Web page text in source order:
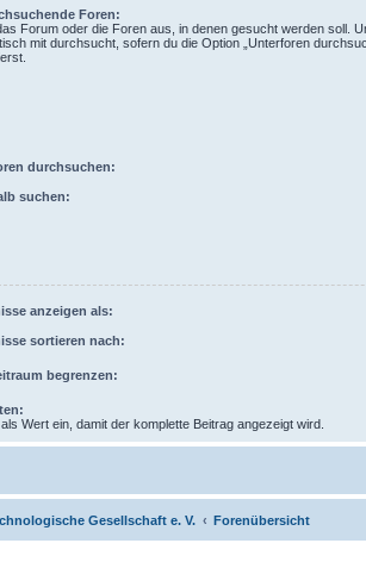
Foren:
Forum oder die Foren aus, in denen gesucht werden soll.
mit durchsucht, sofern du die Option „Unterforen
durchsuchen:
suchen:
anzeigen als:
sortieren nach:
begrenzen:
Wert ein, damit der komplette Beitrag angezeigt wird.
Gesellschaft e. V. Forenübersicht